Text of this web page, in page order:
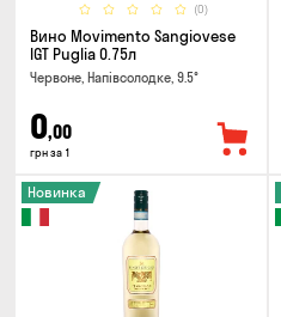
(0)
Вино Movimento Sangiovese
IGT Puglia 0.75л
Червоне, Напівсолодке, 9.5°
0,00
грн за 1
Новинка